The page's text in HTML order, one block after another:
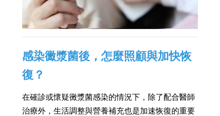
感染黴漿菌後，怎麼照顧與加快恢
復？
在確診或懷疑黴漿菌感染的情況下，除了配合醫師
治療外，生活調整與營養補充也是加速恢復的重要